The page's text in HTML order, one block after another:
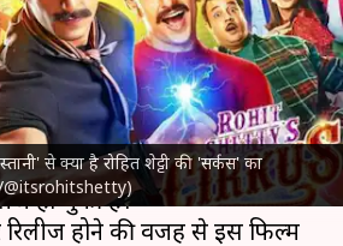
से क्या है रोहित शेट्टी की 'सर्कस' का
@itsrohitshetty)
08:00 pm
शेट्टी की फिल्म 'सर्कस' शुक्रवार
हो चुकी है।
होने की वजह से इस फिल्म